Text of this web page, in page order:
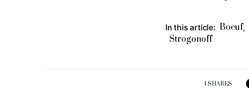
In this article: Boeuf,
Strogonoff
1 SHARES